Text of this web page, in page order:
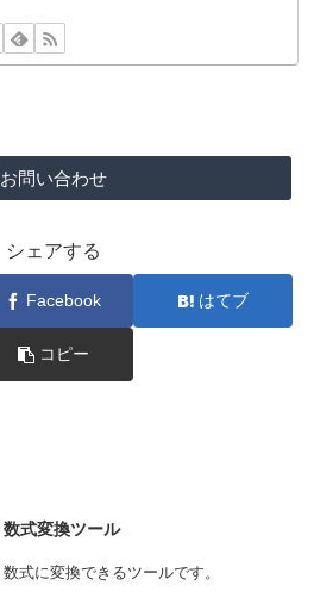
お問い合わせ
シェアする
Facebook はてブ
コピー
数式変換ツール
数式に変換できるツールです。